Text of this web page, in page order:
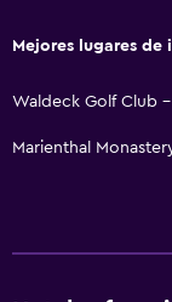
Habitación
Armario o clóset
Mejores lugares de
Waldeck Golf Club
Marienthal